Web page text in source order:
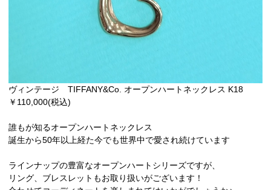
ヴィンテージ TIFFANY&Co. オープンハートネックレス K18
￥110,000(税込)
誰もが知るオープンハートネックレス
誕生から50年以上経た今でも世界中で愛され続けています
ラインナップの豊富なオープンハートシリーズですが、
リング、ブレスレットもお取り扱いがございます！